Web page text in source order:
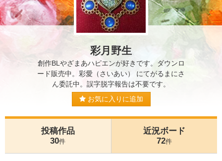
彩月野生
創作BLやざまあハピエンが好きです。ダウンロ
ード販売中。彩愛（さいあい） にてがるまにさ
ん委託中。誤字脱字報告は不要です。
お気に入りに追加
投稿作品
30件
近況ボード
72件